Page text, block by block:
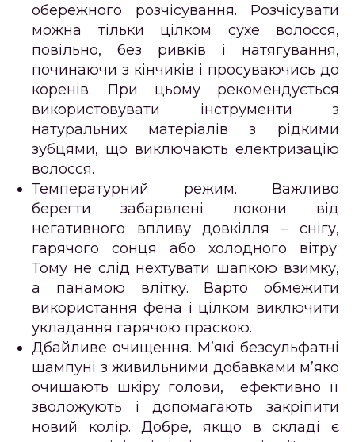
обережного розчісування. Розчісувати
можна тільки цілком сухе волосся,
повільно, без ривків і натягування,
починаючи з кінчиків і просуваючись до
коренів. При цьому рекомендується
використовувати інструменти з
натуральних матеріалів з рідкими
зубцями, що виключають електризацію
волосся.
Температурний режим. Важливо
берегти забарвлені локони від
негативного впливу довкілля – снігу,
гарячого сонця або холодного вітру.
Тому не слід нехтувати шапкою взимку,
а панамою влітку. Варто обмежити
використання фена і цілком виключити
укладання гарячою праскою.
Дбайливе очищення. М’які безсульфатні
шампуні з живильними добавками м’яко
очищають шкіру голови, ефективно її
зволожують і допомагають закріпити
новий колір. Добре, якщо в складі є